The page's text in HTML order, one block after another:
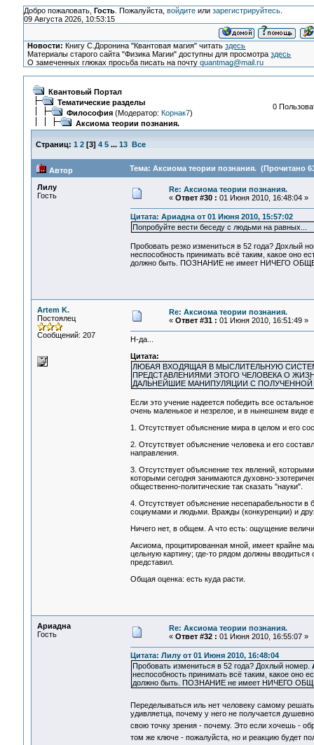
Добро пожаловать, Гость. Пожалуйста, войдитеили зарегистрируйтесь.
09 Августа 2026, 10:53:15
Новости: Книгу С.Доронина "Квантовая магия" читатьздесь
Материалы старого сайта "Физика Магии" доступны для просмотраздесь
О замеченных глюках просьба писать на почтуquantmag@mail.ru
Квантовый Портал
Тематические разделы
Философия(Модератор: Корнак7)
Аксиома теории познания.
0
Страниц: 1 2[3] 4 5 ... 13 Все
Автор Тема: Аксиома теории познания. (Прочитано
Лилу
Гость
Re: Аксиома теории познания.
« Ответ #30 : 01 Июня 2010, 16:48:04 »
Цитата: Ариадна от 01 Июня 2010, 15:57:02
Попробуйте вести беседу с людьми на равных...
Пробовать резко измениться в 52 года? Дохлый
неспособность принимать всё таким, какое оно
должно быть. ПОЗНАНИЕ не имеет НИЧЕГО
Artem K.
Постоялец
Сообщений: 207
Re: Аксиома теории познания.
« Ответ #31 : 01 Июня 2010, 16:51:49 »
Н-да...
Цитата:
ЛЮБАЯ ВХОДЯЩАЯ В МЫСЛИТЕЛЬНУЮ
ПРЕДСТАВЛЕНИЯМИ ЭТОГО ЧЕЛОВЕКА О
ДАЛЬНЕЙШИЕ МАНИПУЛЯЦИИ С
Если это учение надеется победить все
очень маленькое и незрелое, и в нынешнем виде
1. Отсутствует объяснение мира в целом и его
2. Отсутствует объяснение человека и его
направления.
3. Отсутствует объяснение тех явлений,
которыми сегодня занимаются духовно-
общественно-политические так сказать "науки".
4. Отсутствует объяснение несепарабельности
социумами и людьми. Вражды (конкуренции) и
Ничего нет, в общем. А что есть: ощущение
Аксиома, процитированная мной, имеет крайне
цельную картину; где-то рядом должны вводиться
представил.
Общая оценка: есть куда расти.
Ариадна
Гость
Re: Аксиома теории познания.
« Ответ #32 : 01 Июня 2010, 16:55:07 »
Цитата: Лилу от 01 Июня 2010, 16:48:04
Пробовать измениться в 52 года? Дохлый номер.
неспособность принимать всё таким, какое оно
должно быть. ПОЗНАНИЕ не имеет НИЧЕГО
Переделываться иль нет человеку самому
удивляетца, почему у него не получается
свою точку зрения - почему. Это если хочешь -
том же ключе - пожалуйста, но и реакцию будет